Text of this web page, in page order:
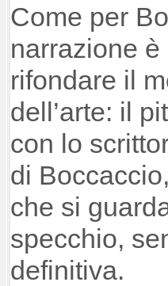
Come per
narrazione
rifondare il
dell’arte: il
con lo
di
che si
specchio,
definitiva.